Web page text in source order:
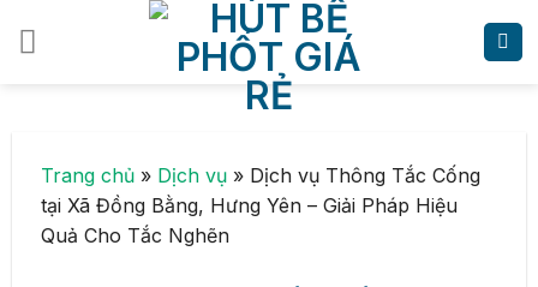
Trang chủ » Dịch vụ » Dịch vụ Thông Tắc Cống
tại Xã Đồng Bằng, Hưng Yên – Giải Pháp Hiệu
Quả Cho Tắc Nghẽn